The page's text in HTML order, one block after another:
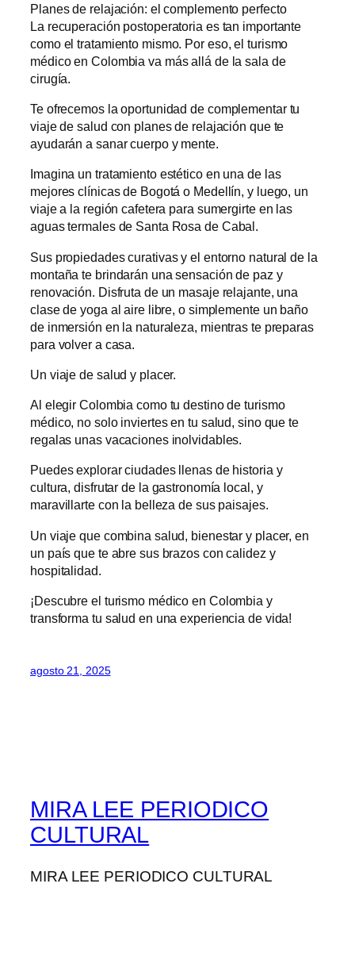
Planes de relajación: el complemento perfecto
La recuperación postoperatoria es tan importante
como el tratamiento mismo. Por eso, el turismo
médico en Colombia va más allá de la sala de
cirugía.
Te ofrecemos la oportunidad de complementar tu
viaje de salud con planes de relajación que te
ayudarán a sanar cuerpo y mente.
Imagina un tratamiento estético en una de las
mejores clínicas de Bogotá o Medellín, y luego, un
viaje a la región cafetera para sumergirte en las
aguas termales de Santa Rosa de Cabal.
Sus propiedades curativas y el entorno natural de la
montaña te brindarán una sensación de paz y
renovación. Disfruta de un masaje relajante, una
clase de yoga al aire libre, o simplemente un baño
de inmersión en la naturaleza, mientras te preparas
para volver a casa.
Un viaje de salud y placer.
Al elegir Colombia como tu destino de turismo
médico, no solo inviertes en tu salud, sino que te
regalas unas vacaciones inolvidables.
Puedes explorar ciudades llenas de historia y
cultura, disfrutar de la gastronomía local, y
maravillarte con la belleza de sus paisajes.
Un viaje que combina salud, bienestar y placer, en
un país que te abre sus brazos con calidez y
hospitalidad.
¡Descubre el turismo médico en Colombia y
transforma tu salud en una experiencia de vida!
agosto 21, 2025
MIRA LEE PERIODICO
CULTURAL
MIRA LEE PERIODICO CULTURAL